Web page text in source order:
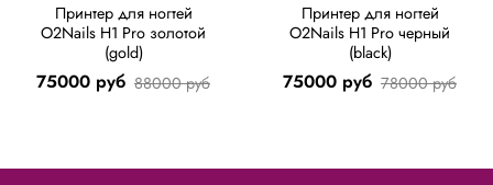
Принтер для ногтей
O2Nails H1 Pro золотой
(gold)
75000 руб 88000 руб
Принтер для ногтей
O2Nails H1 Pro черный
(black)
75000 руб 78000 руб